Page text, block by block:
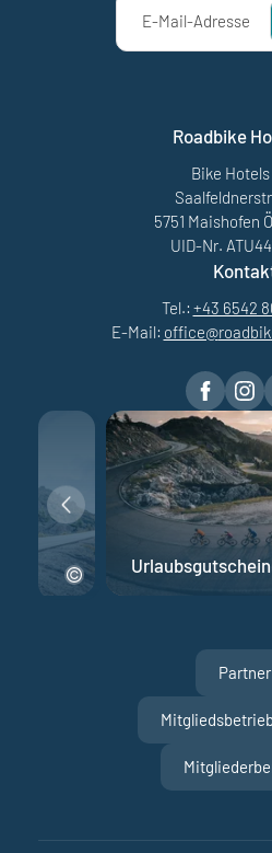
E-Mail-Adresse
Roadbike
Bike Hotels
5751 Maishofen
UID-Nr.
Tel.: +43 6542
E-Mail: office@
Partner